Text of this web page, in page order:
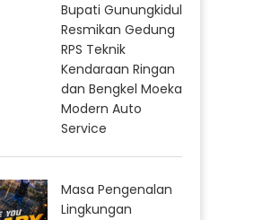
Bupati Gunungkidul
Resmikan Gedung
RPS Teknik
Kendaraan Ringan
dan Bengkel Moeka
Modern Auto
Service
Masa Pengenalan
Lingkungan